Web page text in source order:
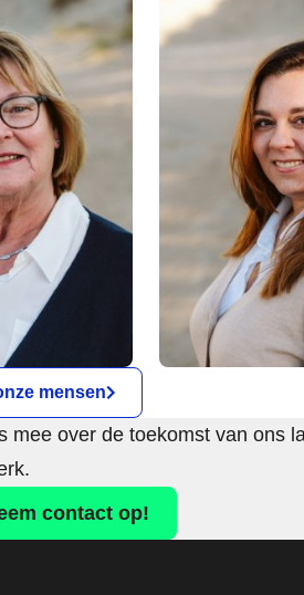
mensen
mee over de toekomst van ons
contact op!